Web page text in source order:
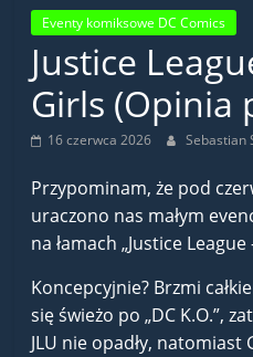
Eventy komiksowe DC Comics
Justice
Girls (Opinia
16 czerwca 2026 Sebastian
Przypominam, że pod
uraczono nas małym
na łamach „Justice
Koncepcyjnie? Brzmi
się świeżo po „DC K.O.”,
JLU nie opadły, natomiast